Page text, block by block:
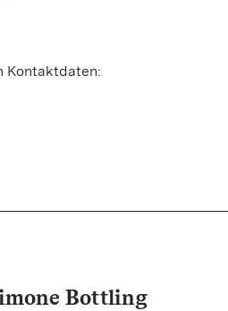
Kontaktdaten:
Bottling